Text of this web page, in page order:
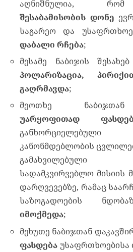
აღნიშნულია, რომ
შესაბამისობის დონე
საგარეო და
დაბალი რჩება;
მესამე ნაბიჯის
პოლარიზაცია,
გაღრმავდა;
მეოთხე ნაბიჯთან
უარყოფითად
კანონმდებლობის
გამახვილებული
სადამკვირვებლო მისიის
დარღვევებზე, რამაც
საზოგადოების
იმოქმედა;
მეხუთე ნაბიჯთან
ფასდება უსაფრთხოებისა